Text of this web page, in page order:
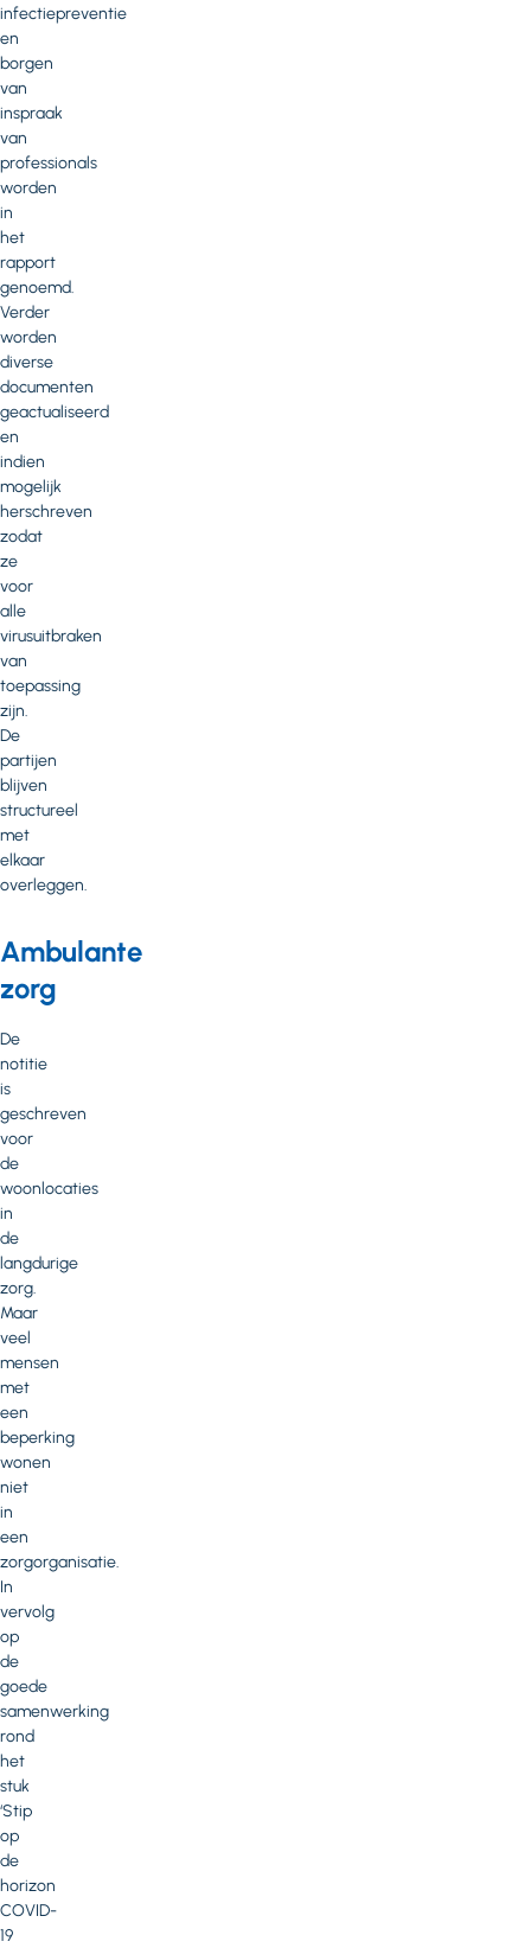
infectiepreventie
en
borgen
van
inspraak
van
professionals
worden
in
het
rapport
genoemd.
Verder
worden
diverse
documenten
geactualiseerd
en
indien
mogelijk
herschreven
zodat
ze
voor
alle
virusuitbraken
van
toepassing
zijn.
De
partijen
blijven
structureel
met
elkaar
overleggen.
Ambulante
zorg
De
notitie
is
geschreven
voor
de
woonlocaties
in
de
langdurige
zorg.
Maar
veel
mensen
met
een
beperking
wonen
niet
in
een
zorgorganisatie.
In
vervolg
op
de
goede
samenwerking
rond
het
stuk
‘Stip
op
de
horizon
COVID-
19